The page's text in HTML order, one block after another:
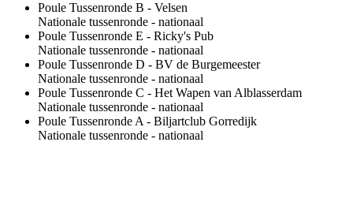
Poule Tussenronde B - Velsen
Nationale tussenronde - nationaal
Poule Tussenronde E - Ricky's Pub
Nationale tussenronde - nationaal
Poule Tussenronde D - BV de Burgemeester
Nationale tussenronde - nationaal
Poule Tussenronde C - Het Wapen van Alblasserdam
Nationale tussenronde - nationaal
Poule Tussenronde A - Biljartclub Gorredijk
Nationale tussenronde - nationaal